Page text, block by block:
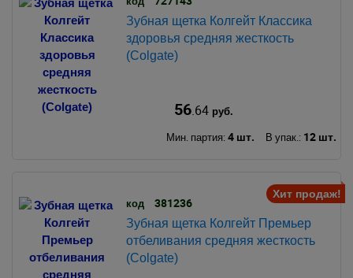
Зубная щетка Колгейт Классика
здоровья средняя жесткость
(Colgate)
56.64руб.
Мин. партия: 4 шт. В упак.: 12 шт.
Хит продаж!
код 381236
Зубная щетка Колгейт Премьер
отбеливания средняя жесткость
(Colgate)